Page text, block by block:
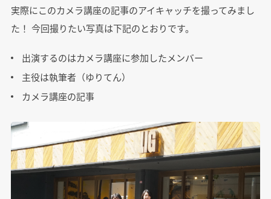
実際にこのカメラ講座の記事のアイキャッチを撮ってみまし
た！ 今回撮りたい写真は下記のとおりです。
出演するのはカメラ講座に参加したメンバー
主役は執筆者（ゆりてん）
カメラ講座の記事